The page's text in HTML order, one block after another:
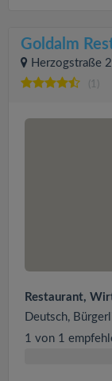
Goldalm
Herzogstraße
(1)
Restaurant,
Deutsch,
1 von 1